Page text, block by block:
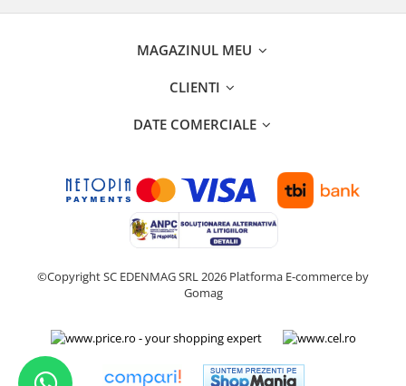
MAGAZINUL MEU
CLIENTI
DATE COMERCIALE
©Copyright SC EDENMAG SRL 2026 Platforma E-commerce by
Gomag